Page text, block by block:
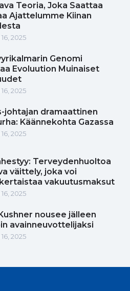
Teoria, Joka Saattaa
Ajattelumme Kiinan
2025
Genomi
Evoluution Muinaiset
2025
johtajan dramaattinen
Käännekohta Gazassa
2025
Terveydenhuoltoa
väittely, joka voi
vakuutusmaksut
2025
nousee jälleen
avainneuvottelijaksi
2025